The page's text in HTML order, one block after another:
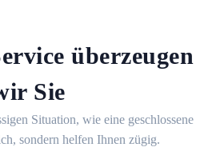
überzeugen
Sie
Situation, wie eine geschlossene
sondern helfen Ihnen zügig.